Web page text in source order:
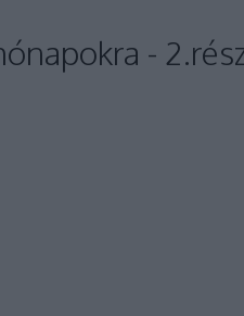
-